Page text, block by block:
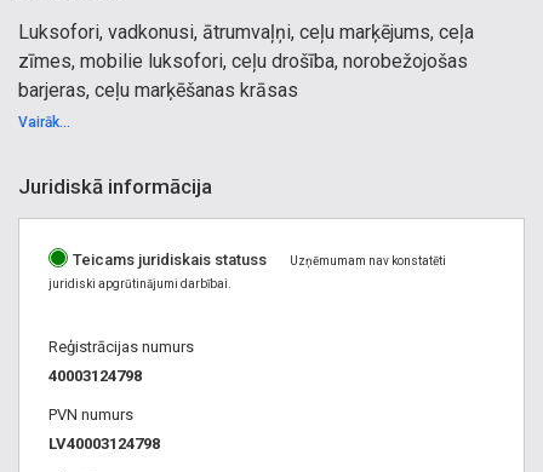
Luksofori, vadkonusi, ātrumvaļņi, ceļu marķējums, ceļa
zīmes, mobilie luksofori, ceļu drošība, norobežojošas
barjeras, ceļu marķēšanas krāsas
Vairāk...
Juridiskā informācija
Teicams juridiskais statuss
Uzņēmumam nav konstatēti
juridiski apgrūtinājumi darbībai.
Reģistrācijas numurs
40003124798
PVN numurs
LV40003124798